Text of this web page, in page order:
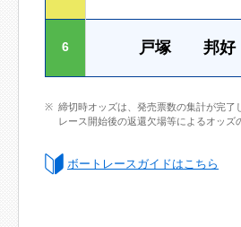
6 戸塚 邦好
締切時オッズは、発売票数の集計が完
レース開始後の返還欠場等によるオッズ
ボートレースガイドはこちら